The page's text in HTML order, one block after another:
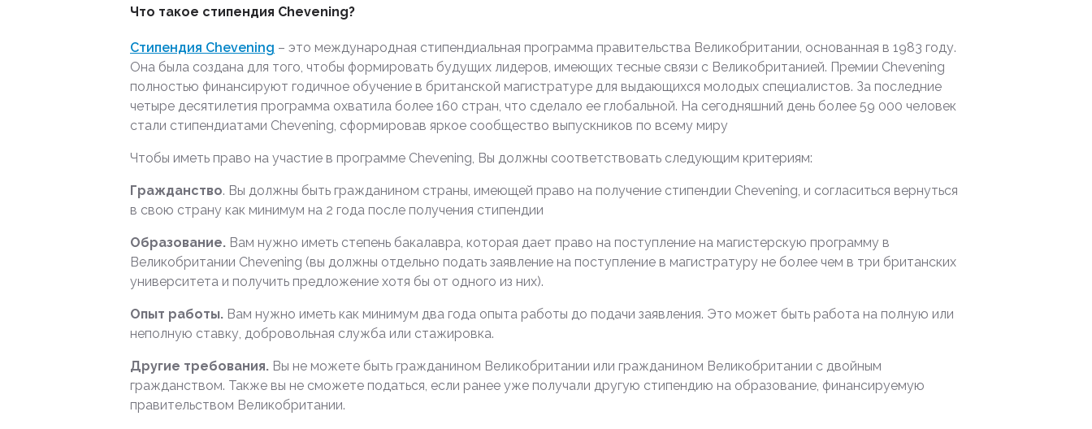
Что такое стипендия Chevening?
Стипендия Chevening – это международная стипендиальная программа правительства Великобритании, основанная в 1983 году.
Она была создана для того, чтобы формировать будущих лидеров, имеющих тесные связи с Великобританией. Премии Chevening
полностью финансируют годичное обучение в британской магистратуре для выдающихся молодых специалистов. За последние
четыре десятилетия программа охватила более 160 стран, что сделало ее глобальной. На сегодняшний день более 59 000 человек
стали стипендиатами Chevening, сформировав яркое сообщество выпускников по всему миру
Чтобы иметь право на участие в программе Chevening, Вы должны соответствовать следующим критериям:
Гражданство. Вы должны быть гражданином страны, имеющей право на получение стипендии Chevening, и согласиться вернуться
в свою страну как минимум на 2 года после получения стипендии
Образование. Вам нужно иметь степень бакалавра, которая дает право на поступление на магистерскую программу в
Великобритании Chevening (вы должны отдельно подать заявление на поступление в магистратуру не более чем в три британских
университета и получить предложение хотя бы от одного из них).
Опыт работы. Вам нужно иметь как минимум два года опыта работы до подачи заявления. Это может быть работа на полную или
неполную ставку, добровольная служба или стажировка.
Другие требования. Вы не можете быть гражданином Великобритании или гражданином Великобритании с двойным
гражданством. Также вы не сможете податься, если ранее уже получали другую стипендию на образование, финансируемую
правительством Великобритании.